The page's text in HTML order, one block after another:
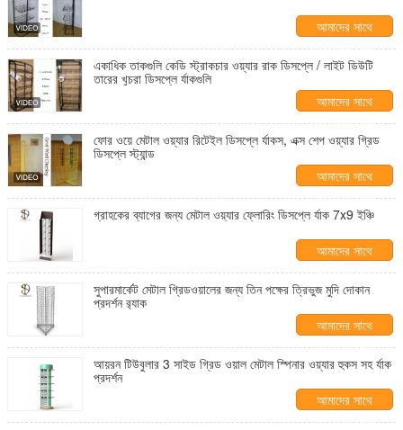
আমাদের সাথে
যোগাযোগ করুন
একাধিক তাকগুলি কেডি স্ট্রাকচার ওয়্যার রাক ডিসপ্লে / লাইট ডিউটি ​​
তারের খুচরা ডিসপ্লে র্যাকগুলি
আমাদের সাথে
যোগাযোগ করুন
ফোর ওয়ে মেটাল ওয়্যার রিটেইল ডিসপ্লে র্যাকস, এক্স শেপ ওয়্যার গ্রিড
ডিসপ্লে স্ট্যান্ড
আমাদের সাথে
যোগাযোগ করুন
গ্রাহকের ব্যাগের জন্য মেটাল ওয়্যার ফ্লোরিং ডিসপ্লে র্যাক 7x9 ইঞ্চি
আমাদের সাথে
যোগাযোগ করুন
সুপারমার্কেট মেটাল গ্রিডওয়ালের জন্য তিন পক্ষের ত্রিভুজ মুদি দোকান
প্রদর্শন র‌্যাক
আমাদের সাথে
যোগাযোগ করুন
আয়রন টিউবুলার 3 সাইড গ্রিড ওয়াল মেটাল স্পিনার ওয়্যার হুকস সহ র্যাক
প্রদর্শন
আমাদের সাথে
যোগাযোগ করুন